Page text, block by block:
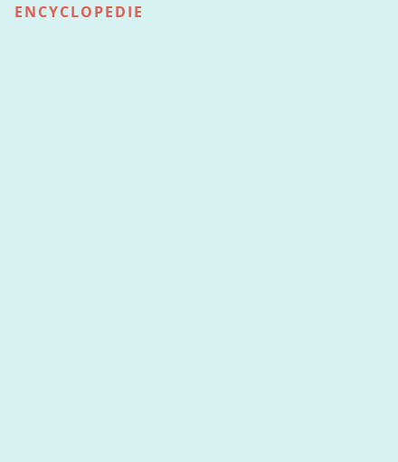
ENCYCLOPEDIE